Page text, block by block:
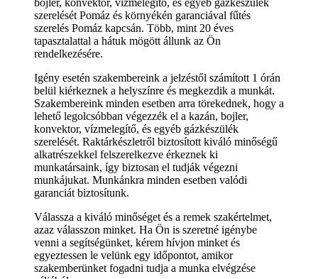
szerelését Pomáz és környékén garanciával fűtés
szerelés Pomáz kapcsán. Több, mint 20 éves
tapasztalattal a hátuk mögött állunk az Ön
rendelkezésére.
Igény esetén szakembereink a jelzéstől számított 1 órán
belül kiérkeznek a helyszínre és megkezdik a munkát.
Szakembereink minden esetben arra törekednek, hogy a
lehető legolcsóbban végezzék el a kazán, bojler,
konvektor, vízmelegítő, és egyéb gázkészülék
szerelését. Raktárkészletről biztosított kiváló minőségű
alkatrészekkel felszerelkezve érkeznek ki
munkatársaink, így biztosan el tudják végezni
munkájukat. Munkánkra minden esetben valódi
garanciát biztosítunk.
Válassza a kiváló minőséget és a remek szakértelmet,
azaz válasszon minket. Ha Ön is szeretné igénybe
venni a segítségünket, kérem hívjon minket és
egyeztessen le velünk egy időpontot, amikor
szakemberünket fogadni tudja a munka elvégzése